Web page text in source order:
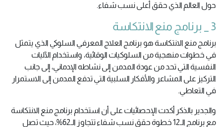
حول العالم الذي حقق أعلى نسب شفاء.
3 _ برنامج منع الانتكاسة
برنامج منع الانتكاسة هو برنامج العلاج المعرفي السلوكي الذي يتمثل
في خطوات منهجية من السلوكيات الوقائية، واستخدام الآليات
النفسية التي تحد من عودة المدمن إلى نشاطه الإدماني، إلى جانب
التركيز على المشاعر والأفكار السلبية التي تدفع المدمن إلى الاستمرار
في التعاطي.
والجدير بالذكر أكدت الإحصائيات على أن استخدام برنامج منع الانتكاسة
مع برنامج الـ12 خطوة حقق نسب شفاء تتجاوز الـ62%، حيث تصل